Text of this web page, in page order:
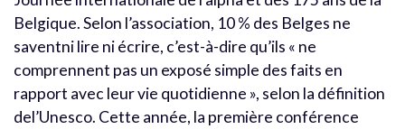
Belgique. Selon l’association, 10 % des Belges ne
saventni lire ni écrire, c’est-à-dire qu’ils « ne
comprennent pas un exposé simple des faits en
rapport avec leur vie quotidienne », selon la définition
del’Unesco. Cette année, la première conférence